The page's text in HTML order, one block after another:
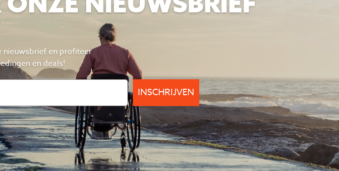
nieuwsbrief en profiteer
en deals!
INSCHRIJVEN